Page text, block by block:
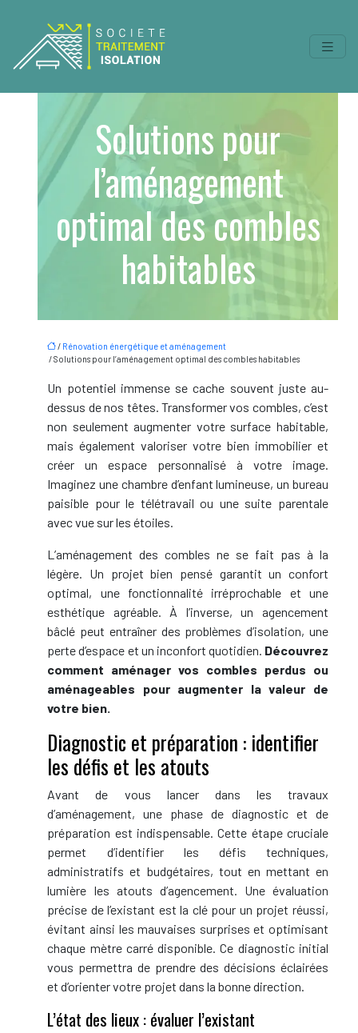
Solutions pour
l’aménagement
optimal des combles
habitables
/ Rénovation énergétique et aménagement
/ Solutions pour l’aménagement optimal des combles habitables
Un potentiel immense se cache souvent juste au-
dessus de nos têtes. Transformer vos combles, c’est
non seulement augmenter votre surface habitable,
mais également valoriser votre bien immobilier et
créer un espace personnalisé à votre image.
Imaginez une chambre d’enfant lumineuse, un bureau
paisible pour le télétravail ou une suite parentale
avec vue sur les étoiles.
L’aménagement des combles ne se fait pas à la
légère. Un projet bien pensé garantit un confort
optimal, une fonctionnalité irréprochable et une
esthétique agréable. À l’inverse, un agencement
bâclé peut entraîner des problèmes d’isolation, une
perte d’espace et un inconfort quotidien. Découvrez
comment aménager vos combles perdus ou
aménageables pour augmenter la valeur de
votre bien.
Diagnostic et préparation : identifier
les défis et les atouts
Avant de vous lancer dans les travaux
d’aménagement, une phase de diagnostic et de
préparation est indispensable. Cette étape cruciale
permet d’identifier les défis techniques,
administratifs et budgétaires, tout en mettant en
lumière les atouts d’agencement. Une évaluation
précise de l’existant est la clé pour un projet réussi,
évitant ainsi les mauvaises surprises et optimisant
chaque mètre carré disponible. Ce diagnostic initial
vous permettra de prendre des décisions éclairées
et d’orienter votre projet dans la bonne direction.
L’état des lieux : évaluer l’existant